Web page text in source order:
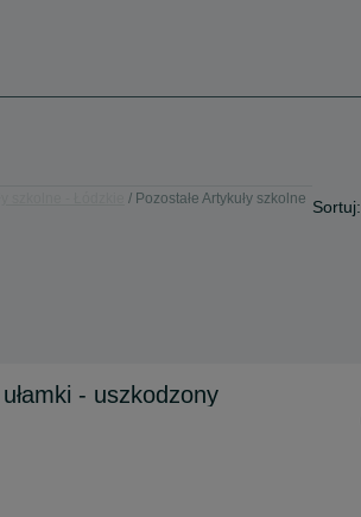
Pozostałe Artykuły szkolne Sortuj:
- uszkodzony